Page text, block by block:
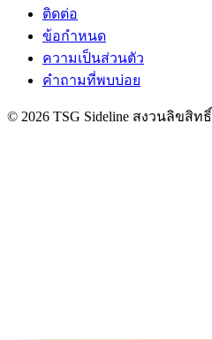
ติดต่อ
ข้อกำหนด
ความเป็นส่วนตัว
คำถามที่พบบ่อย
© 2026 TSG Sideline สงวนลิขสิทธิ์